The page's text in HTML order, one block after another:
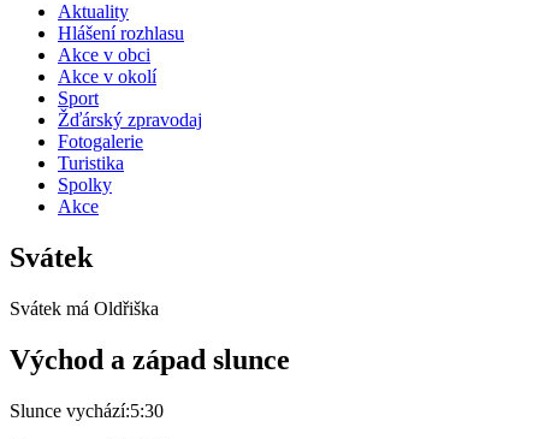
Aktuality
Hlášení rozhlasu
Akce v obci
Akce v okolí
Sport
Žďárský zpravodaj
Fotogalerie
Turistika
Spolky
Akce
Svátek
Svátek má Oldřiška
Východ a západ slunce
Slunce vychází:5:30